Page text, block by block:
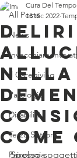
All Posts
News
Invecchiamento
Il Caregiving
Patologie
Disabilità
Terzo Settore
Psicologia
Deliri
nella
Cura Del Tempo
13 dic 2022
Spesso